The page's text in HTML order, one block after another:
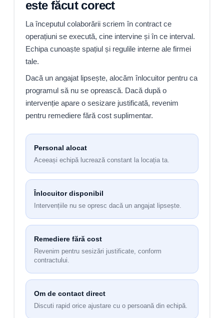
este făcut corect
La începutul colaborării scriem în contract ce
operațiuni se execută, cine intervine și în ce interval.
Echipa cunoaște spațiul și regulile interne ale firmei
tale.
Dacă un angajat lipsește, alocăm înlocuitor pentru ca
programul să nu se oprească. Dacă după o
intervenție apare o sesizare justificată, revenim
pentru remediere fără cost suplimentar.
Personal alocat
Aceeași echipă lucrează constant la locația ta.
Înlocuitor disponibil
Intervențiile nu se opresc dacă un angajat lipsește.
Remediere fără cost
Revenim pentru sesizări justificate, conform
contractului.
Om de contact direct
Discuti rapid orice ajustare cu o persoană din echipă.